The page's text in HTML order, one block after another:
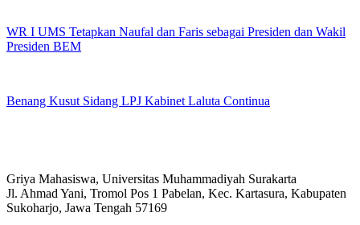
WR I UMS Tetapkan Naufal dan Faris sebagai Presiden dan Wakil
Presiden BEM
Benang Kusut Sidang LPJ Kabinet Laluta Continua
Griya Mahasiswa, Universitas Muhammadiyah Surakarta
Jl. Ahmad Yani, Tromol Pos 1 Pabelan, Kec. Kartasura, Kabupaten
Sukoharjo, Jawa Tengah 57169